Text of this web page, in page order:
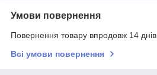
Умови повернення
Повернення товару впродовж 14
Всі умови повернення